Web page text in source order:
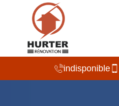
indisponible